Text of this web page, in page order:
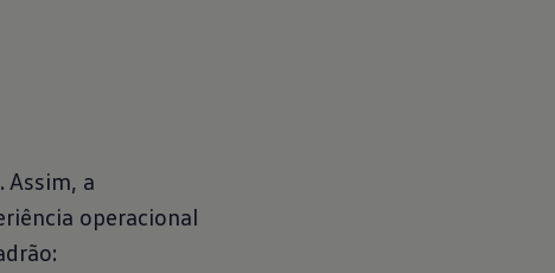
a
operacional